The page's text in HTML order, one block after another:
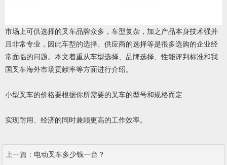
市场上可供选择的叉车品牌众多，车型复杂，加之产品本身技术强并
且非常专业，因此车型的选择、供应商的选择等是很多选购的企业经
常面临的问题。本文着重从车型选择、品牌选择、性能评判标准和我
国叉车海外市场贡献率等方面进行介绍。
小型叉车的价格要根据你所需要的叉车的型号和规格而定
实现耐用、经济的同时兼顾更高的工作效率。
上一篇： 电动叉车多少钱一台？